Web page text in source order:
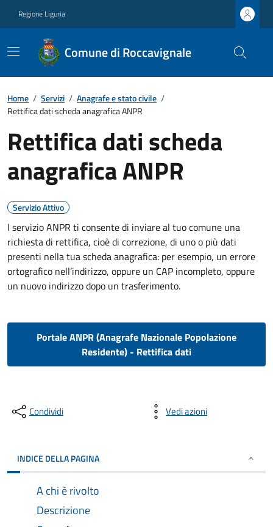
Regione Liguria
Comune di Roccavignale
Home / Servizi / Anagrafe e stato civile /
Rettifica dati scheda anagrafica ANPR
Rettifica dati scheda
anagrafica ANPR
Servizio Attivo
l servizio ANPR ti consente di inviare al tuo comune una
richiesta di rettifica, cioè di correzione, di uno o più dati
presenti nella tua scheda anagrafica: per esempio, un errore
ortografico nell’indirizzo, oppure un CAP incompleto, oppure
un nuovo indirizzo dopo un trasferimento.
Portale ANPR (Anagrafe Nazionale Popolazione
Residente) - Rettifica dati
Condividi Vedi azioni
INDICE DELLA PAGINA
A chi è rivolto
Descrizione